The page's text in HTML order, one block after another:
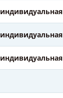
индивидуальная
индивидуальная
индивидуальная